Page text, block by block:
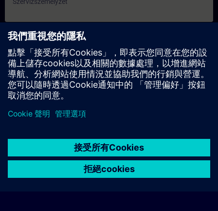
explore
目前沒有可用活動
請將您的姓名加入課程候補名單，一旦有新的開課日期，我們將
通知您。
啟用通知服務